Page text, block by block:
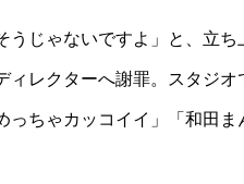
じゃないですよ」と、立
レクターへ謝罪。スタジオ
ちゃカッコイイ」「和田